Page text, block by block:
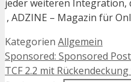
jeder weiteren Integration,
, ADZINE – Magazin für
Kategorien Allgemein
Sponsored: Sponsored
TCF 2.2 mit